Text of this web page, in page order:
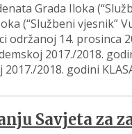
Grada Iloka
(“Službeni vjesnik”
održanoj 14. prosinca
2017./2018.
2018. godini
Savjeta za